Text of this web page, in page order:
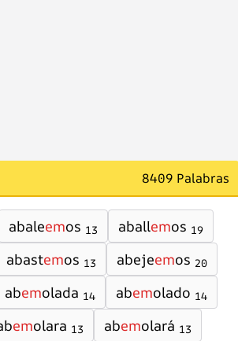
8409 Palabras
abaleemos 13 aballemos 19
abastemos 13 abejeemos 20
abemolada 14 abemolado 14
emolara 13 abemolará 13